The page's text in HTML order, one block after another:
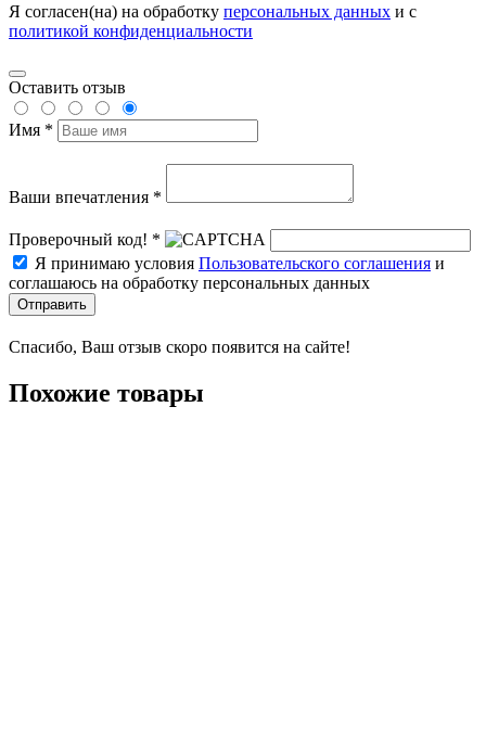
Я согласен(на) на обработку персональных данных и с
политикой конфиденциальности
Оставить отзыв
Имя *
Ваши впечатления *
Проверочный код! *
Я принимаю условия Пользовательского соглашения и
соглашаюсь на обработку персональных данных
Отправить
Спасибо, Ваш отзыв скоро появится на сайте!
Похожие товары